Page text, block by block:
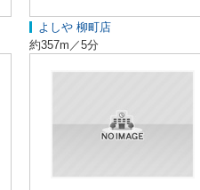
よしや 柳町店
約357m／5分